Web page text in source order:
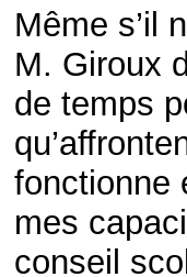
Même s’il
M. Giroux
de temps
fonctionne
mes
conseil